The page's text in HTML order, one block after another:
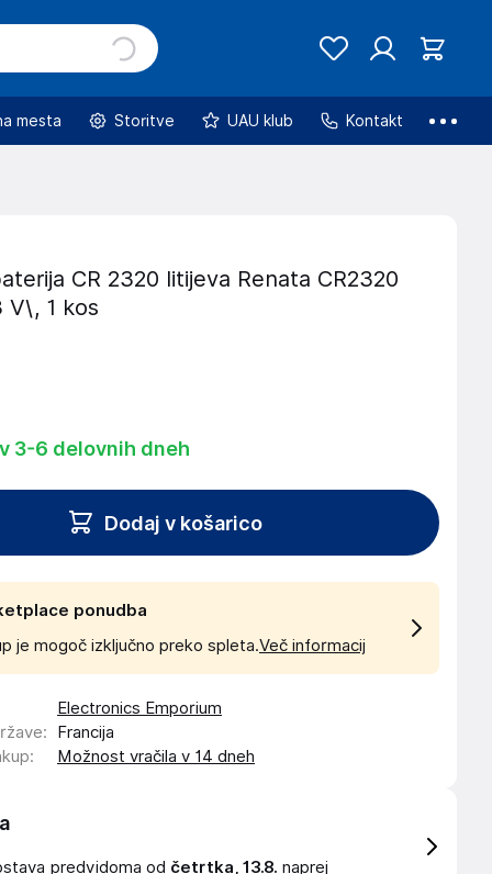
mesta Storitve UAU klub Kontakt
CR 2320 litijeva Renata CR2320
V\, 1 kos
3-6 delovnih dneh
Dodaj v košarico
ponudba
je mogoč izključno preko spleta.Več informacij
Electronics Emporium
:
Francija
: Možnost vračila v 14 dneh
predvidoma od četrtka, 13.8. naprej